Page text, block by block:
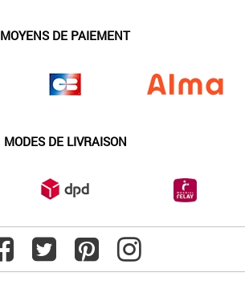
MOYENS DE PAIEMENT
MODES DE LIVRAISON